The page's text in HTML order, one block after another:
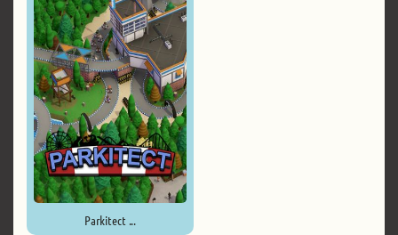
Parkitect ...